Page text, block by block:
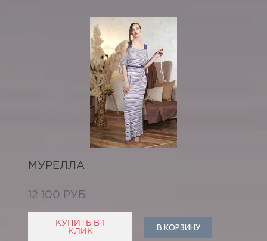
МУРЕЛЛА
12 100 РУБ
КУПИТЬ В 1
КЛИК
В КОРЗИНУ